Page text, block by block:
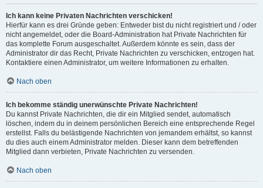
Ich kann keine Privaten Nachrichten verschicken!
Hierfür kann es drei Gründe geben: Entweder bist du nicht registriert und / oder
nicht angemeldet, oder die Board-Administration hat Private Nachrichten für
das komplette Forum ausgeschaltet. Außerdem könnte es sein, dass der
Administrator dir das Recht, Private Nachrichten zu verschicken, entzogen hat.
Kontaktiere einen Administrator, um weitere Informationen zu erhalten.
Nach oben
Ich bekomme ständig unerwünschte Private Nachrichten!
Du kannst Private Nachrichten, die dir ein Mitglied sendet, automatisch
löschen, indem du in deinem persönlichen Bereich eine entsprechende Regel
erstellst. Falls du belästigende Nachrichten von jemandem erhältst, so kannst
du dies auch einem Administrator melden. Dieser kann dem betreffenden
Mitglied dann verbieten, Private Nachrichten zu versenden.
Nach oben